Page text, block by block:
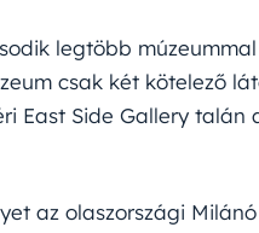
legtöbb
csak két kötelező
East Side Gallery talán
az olaszországi